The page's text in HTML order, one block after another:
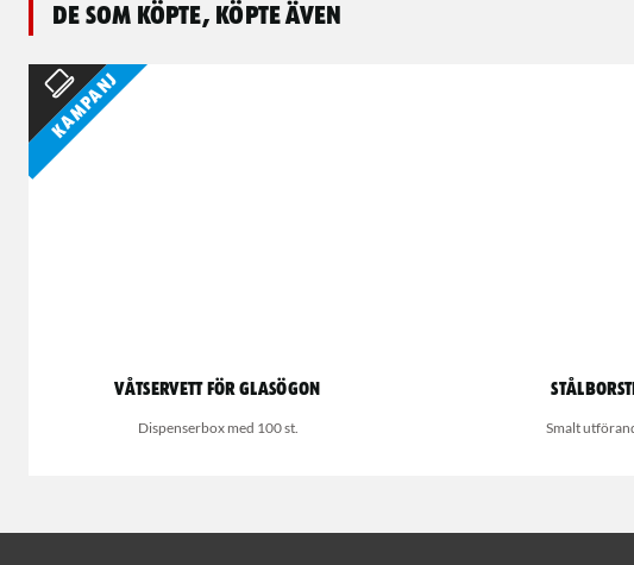
De som köpte, köpte även
Kampanj
Våtservett för glasögon
Dispenserbox med 100 st. Smalt